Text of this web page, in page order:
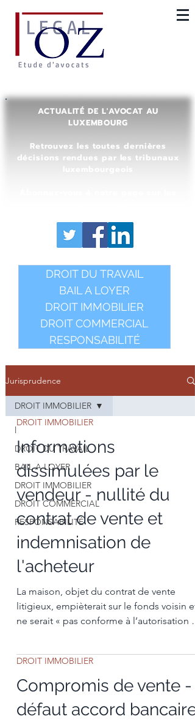
ACTUALITÉ DE L'AVOCAT AU
LUXEMBOURG
Retrouvez les toutes dernières
décisions rendues par les tribunaux
DROIT DU TRAVAIL
BAIL A LOYER
DROIT IMMOBILIER
DROIT COMMERCIAL
RESPONSABILITÉ
Jurisprudence
l
DROIT DU TRAVAIL
BAIL A LOYER
DROIT IMMOBILIER
DROIT COMMERCIAL
RESPONSABILITÉ
DROIT IMMOBILIER
DROIT IMMOBILIER
Informations
dissimulées par le
vendeur - nullité du
contrat de vente et
indemnisation de
l'acheteur
La maison, objet du contrat de vente
litigieux, empièterait sur le fonds voisin et
ne serait « pas conforme à l’autorisation de
DROIT IMMOBILIER
Compromis de vente -
défaut accord bancaire